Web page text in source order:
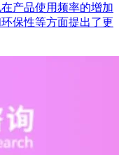
产品使用频率的增加
保性等方面提出了更